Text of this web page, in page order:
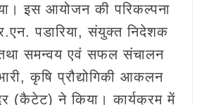
इस आयोजन की परिकल्पना
पडारिया, संयुक्त निदेशक
समन्वय एवं सफल संचालन
कृषि प्रौद्योगिकी आकलन
(कैटेट) ने किया। कार्यक्रम में